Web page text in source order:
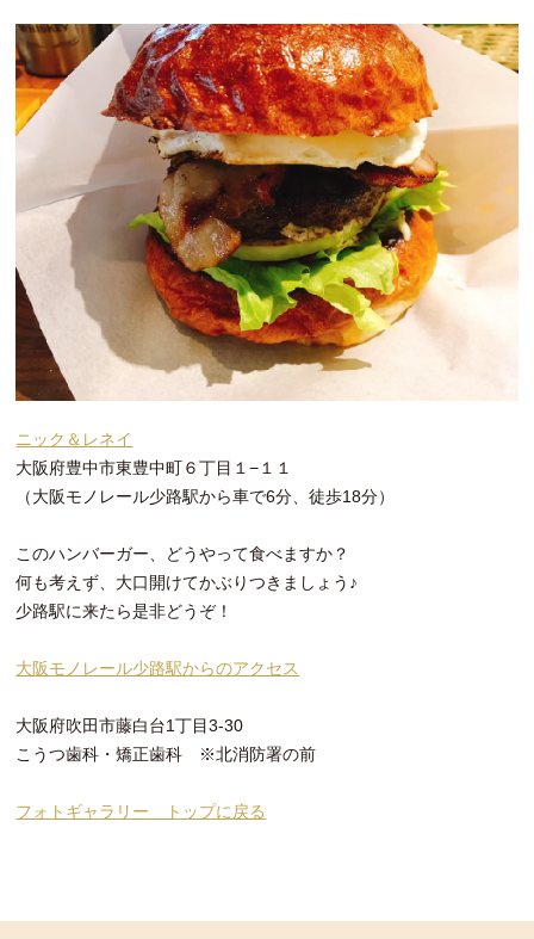
ニック＆レネイ
大阪府豊中市東豊中町６丁目１−１１
（大阪モノレール少路駅から車で6分、徒歩18分）
このハンバーガー、どうやって食べますか？
何も考えず、大口開けてかぶりつきましょう♪
少路駅に来たら是非どうぞ！
大阪モノレール少路駅からのアクセス
大阪府吹田市藤白台1丁目3-30
こうつ歯科・矯正歯科 ※北消防署の前
フォトギャラリー トップに戻る